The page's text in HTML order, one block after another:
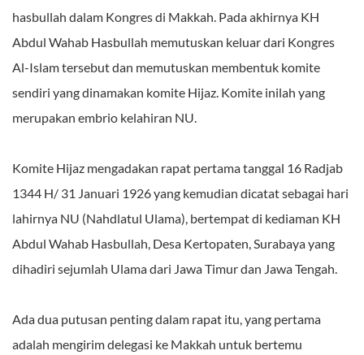
hasbullah dalam Kongres di Makkah. Pada akhirnya KH
Abdul Wahab Hasbullah memutuskan keluar dari Kongres
Al-Islam tersebut dan memutuskan membentuk komite
sendiri yang dinamakan komite Hijaz. Komite inilah yang
merupakan embrio kelahiran NU.
Komite Hijaz mengadakan rapat pertama tanggal 16 Radjab
1344 H/ 31 Januari 1926 yang kemudian dicatat sebagai hari
lahirnya NU (Nahdlatul Ulama), bertempat di kediaman KH
Abdul Wahab Hasbullah, Desa Kertopaten, Surabaya yang
dihadiri sejumlah Ulama dari Jawa Timur dan Jawa Tengah.
Ada dua putusan penting dalam rapat itu, yang pertama
adalah mengirim delegasi ke Makkah untuk bertemu